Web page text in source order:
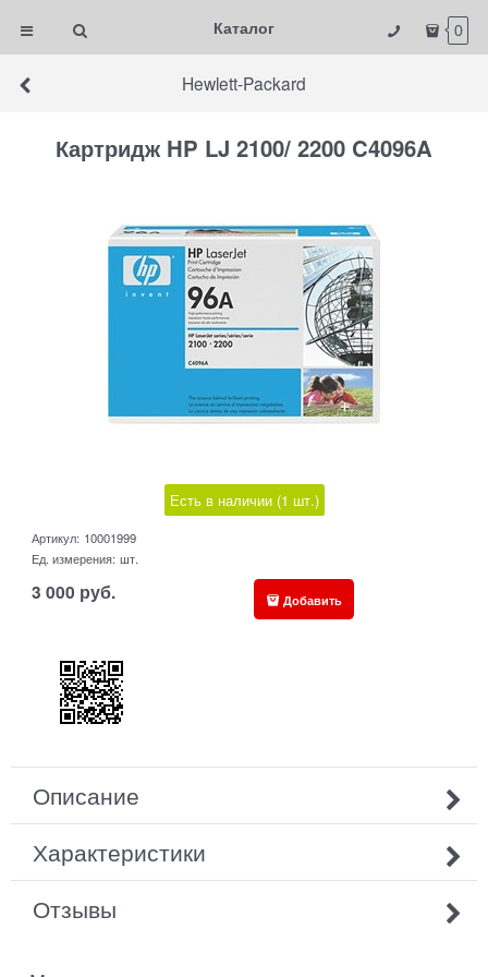
Каталог 0
Hewlett-Packard
Картридж HP LJ 2100/ 2200 C4096A
Есть в наличии (1 шт.)
Артикул: 10001999
Ед. измерения: шт.
3 000 руб. Добавить
Описание
Характеристики
Отзывы